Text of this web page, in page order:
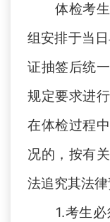
体检考
组安排于当
证抽签后统
规定要求进
在体检过程
况的，按有
法追究其法律
1.考生